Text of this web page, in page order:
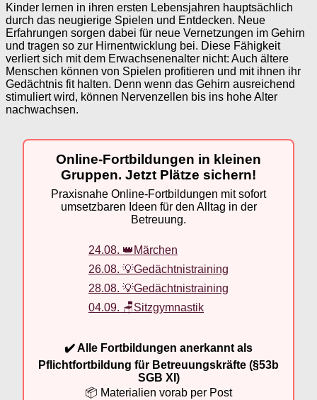
Kinder lernen in ihren ersten Lebensjahren hauptsächlich
durch das neugierige Spielen und Entdecken. Neue
Erfahrungen sorgen dabei für neue Vernetzungen im Gehirn
und tragen so zur Hirnentwicklung bei. Diese Fähigkeit
verliert sich mit dem Erwachsenenalter nicht: Auch ältere
Menschen können von Spielen profitieren und mit ihnen ihr
Gedächtnis fit halten. Denn wenn das Gehirn ausreichend
stimuliert wird, können Nervenzellen bis ins hohe Alter
nachwachsen.
Online-Fortbildungen in kleinen
Gruppen. Jetzt Plätze sichern!
Praxisnahe Online-Fortbildungen mit sofort
umsetzbaren Ideen für den Alltag in der
Betreuung.
24.08. 👑Märchen
26.08. 💡Gedächtnistraining
28.08. 💡Gedächtnistraining
04.09. 🪑Sitzgymnastik
✔️ Alle Fortbildungen anerkannt als
Pflichtfortbildung für Betreuungskräfte (§53b
SGB XI)
📦 Materialien vorab per Post